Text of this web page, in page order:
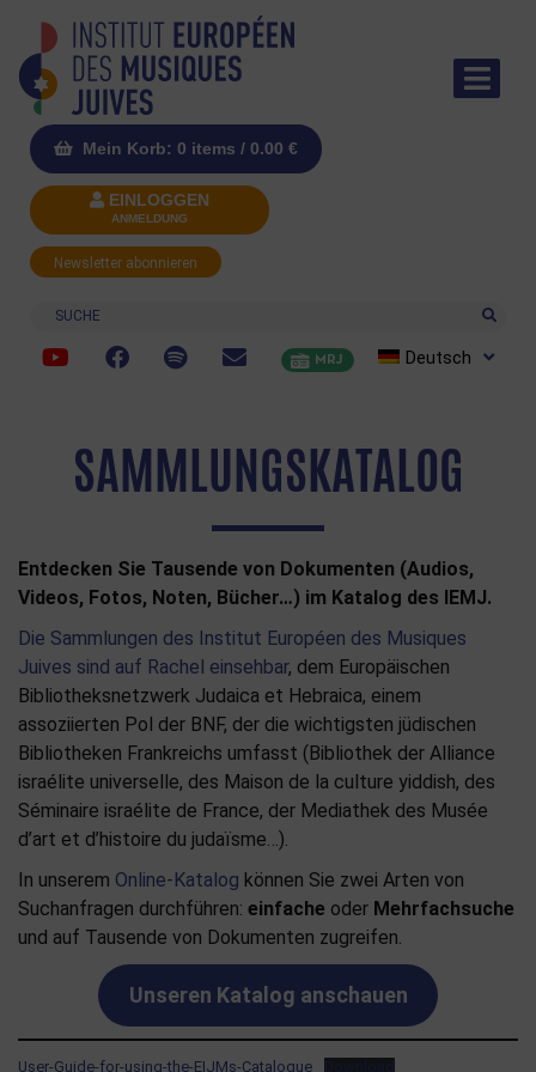
Mein Korb: 0 items / 0.00 €
EINLOGGEN
ANMELDUNG
Newsletter abonnieren
Suche
MRJ Deutsch
SAMMLUNGSKATALOG
Entdecken Sie Tausende von Dokumenten (Audios,
Videos, Fotos, Noten, Bücher…) im Katalog des IEMJ.
Die Sammlungen des Institut Européen des Musiques
Juives sind auf Rachel einsehbar, dem Europäischen
Bibliotheksnetzwerk Judaica et Hebraica, einem
assoziierten Pol der BNF, der die wichtigsten jüdischen
Bibliotheken Frankreichs umfasst (Bibliothek der Alliance
israélite universelle, des Maison de la culture yiddish, des
Séminaire israélite de France, der Mediathek des Musée
d’art et d’histoire du judaïsme…).
In unserem Online-Katalog können Sie zwei Arten von
Suchanfragen durchführen: einfache oder Mehrfachsuche
und auf Tausende von Dokumenten zugreifen.
Unseren Katalog anschauen
User-Guide-for-using-the-EIJMs-Catalogue Download